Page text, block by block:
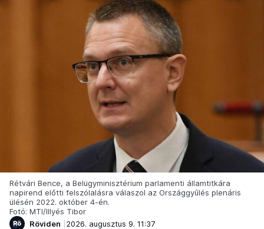
Rétvári Bence, a Belügyminisztérium parlamenti államtitkára
napirend előtti felszólalásra válaszol az Országgyűlés plenáris
ülésén 2022. október 4-én.
Fotó: MTI/Illyés Tibor
Röviden
2026. augusztus 9. 11:37